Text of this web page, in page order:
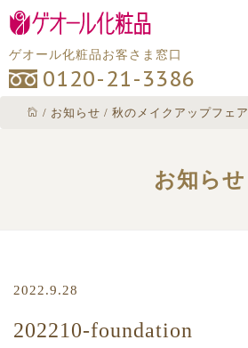
ゲオール化粧品お客さま窓口
0120-21-3386
/ お知らせ / 秋のメイクアップフェア
お知らせ
2022.9.28
202210-foundation